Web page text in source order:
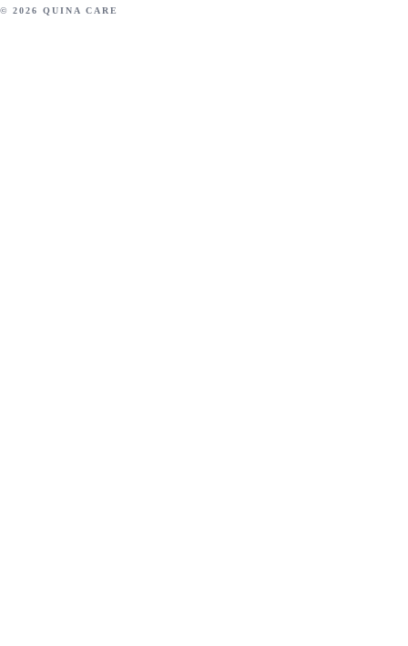
© 2026 QUINA CARE